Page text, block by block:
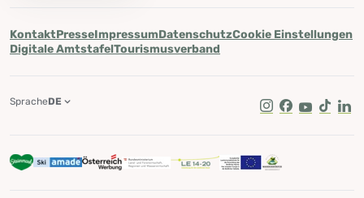
KontaktPresseImpressumDatenschutzCookie Einstellungen
Digitale AmtstafelTourismusverband
Instagram
Facebook
Youtube
Tik Tok
SpracheDE